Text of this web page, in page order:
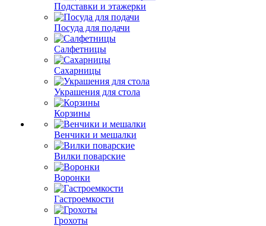
Подставки и этажерки
Посуда для подачи
Салфетницы
Сахарницы
Украшения для стола
Корзины
Венчики и мешалки
Вилки поварские
Воронки
Гастроемкости
Грохоты